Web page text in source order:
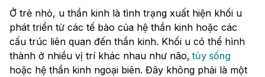
Ở trẻ nhỏ, u thần kinh là tình trạng xuất hiện khối u
phát triển từ các tế bào của hệ thần kinh hoặc các
cấu trúc liên quan đến thần kinh. Khối u có thể hình
thành ở nhiều vị trí khác nhau như não, tủy sống
hoặc hệ thần kinh ngoại biên. Đây không phải là một